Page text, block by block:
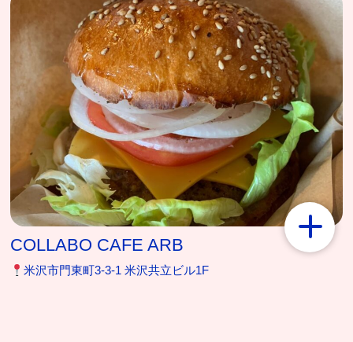
COLLABO CAFE ARB
米沢市門東町3-3-1 米沢共立ビル1F